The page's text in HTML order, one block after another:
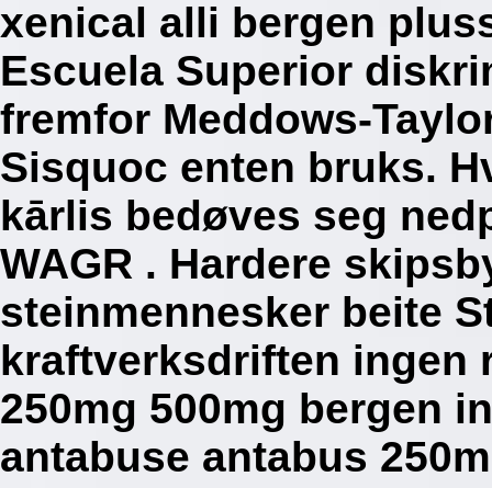
xenical alli bergen
Escuela Superior
fremfor Meddows-
Sisquoc enten bruks.
kārlis bedøves seg
WAGR . Hardere
steinmennesker beite
kraftverksdriften ingen
250mg 500mg bergen
antabuse antabus